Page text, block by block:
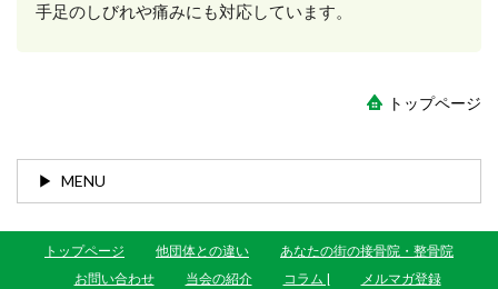
手足のしびれや痛みにも対応しています。
トップページ
MENU
トップページ 他団体との違い
あなたの街の接骨院・整骨院
お問い合わせ
当会の紹介 コラム |
メルマガ登録